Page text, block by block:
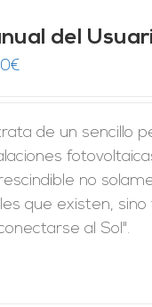
del
€
de un sencillo
no
que existen,
al Sol".